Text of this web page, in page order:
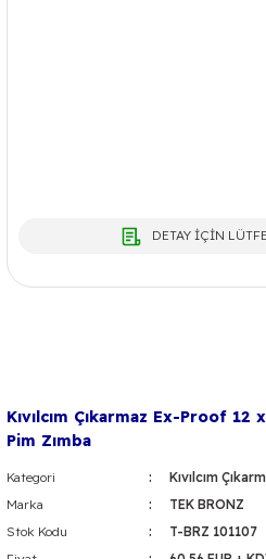
DETAY İÇİN
Kıvılcım Çıkarmaz Ex-Proof
Pim Zımba
Kategori
Kıvılcım
Marka
TEK BRONZ
Stok Kodu
T-BRZ 101107